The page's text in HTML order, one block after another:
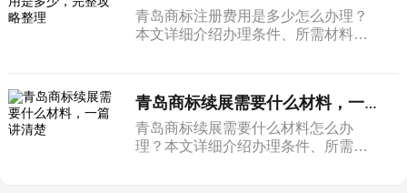
青岛商标注册费用是多少怎么办理？
本文详细介绍办理条件、所需材料和
青岛商标续展需要什么材料，一篇讲清楚
青岛商标续展需要什么材料怎么办
理？本文详细介绍办理条件、所需材